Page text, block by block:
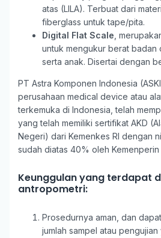
atas (LILA). Terbuat dari
fiberglass untuk tape/pita.
Digital Flat Scale
untuk mengukur berat badan
serta anak. Disertai dengan
PT Astra Komponen Indonesia
perusahaan medical device atau
terkemuka di Indonesia, telah
yang telah memiliki sertifikat AKD
Negeri) dari Kemenkes RI dengan
sudah diatas 40% oleh Kemenperin
Keunggulan yang terdapat
antropometri:
Prosedurnya aman, dan
jumlah sampel atau pengujian